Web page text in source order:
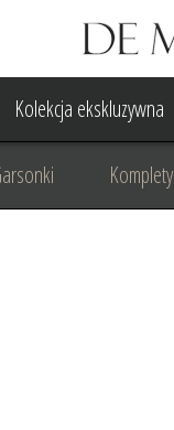
Kolekcja ekskluzywna
Komplety